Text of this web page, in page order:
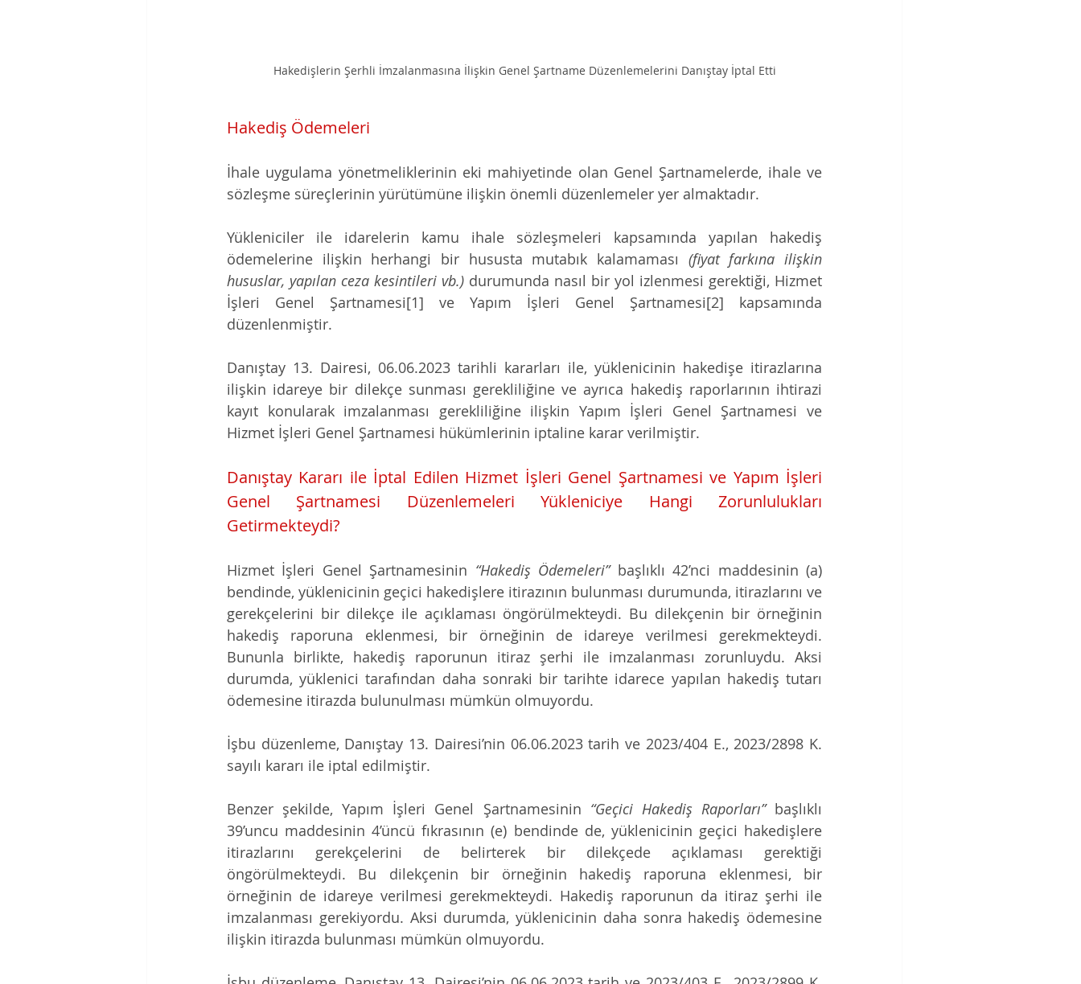
Hakedişlerin Şerhli İmzalanmasına İlişkin Genel Şartname Düzenlemelerini Danıştay İptal Etti
Hakediş Ödemeleri
İhale uygulama yönetmeliklerinin eki mahiyetinde olan Genel Şartnamelerde, ihale ve
sözleşme süreçlerinin yürütümüne ilişkin önemli düzenlemeler yer almaktadır.
Yükleniciler ile idarelerin kamu ihale sözleşmeleri kapsamında yapılan hakediş
ödemelerine ilişkin herhangi bir hususta mutabık kalamaması (fiyat farkına ilişkin
hususlar, yapılan ceza kesintileri vb.) durumunda nasıl bir yol izlenmesi gerektiği, Hizmet
İşleri Genel Şartnamesi[1] ve Yapım İşleri Genel Şartnamesi[2] kapsamında
düzenlenmiştir.
Danıştay 13. Dairesi, 06.06.2023 tarihli kararları ile, yüklenicinin hakedişe itirazlarına
ilişkin idareye bir dilekçe sunması gerekliliğine ve ayrıca hakediş raporlarının ihtirazi
kayıt konularak imzalanması gerekliliğine ilişkin Yapım İşleri Genel Şartnamesi ve
Hizmet İşleri Genel Şartnamesi hükümlerinin iptaline karar verilmiştir.
Danıştay Kararı ile İptal Edilen Hizmet İşleri Genel Şartnamesi ve Yapım İşleri
Genel Şartnamesi Düzenlemeleri Yükleniciye Hangi Zorunlulukları
Getirmekteydi?
Hizmet İşleri Genel Şartnamesinin “Hakediş Ödemeleri” başlıklı 42’nci maddesinin (a)
bendinde, yüklenicinin geçici hakedişlere itirazının bulunması durumunda, itirazlarını ve
gerekçelerini bir dilekçe ile açıklaması öngörülmekteydi. Bu dilekçenin bir örneğinin
hakediş raporuna eklenmesi, bir örneğinin de idareye verilmesi gerekmekteydi.
Bununla birlikte, hakediş raporunun itiraz şerhi ile imzalanması zorunluydu. Aksi
durumda, yüklenici tarafından daha sonraki bir tarihte idarece yapılan hakediş tutarı
ödemesine itirazda bulunulması mümkün olmuyordu.
İşbu düzenleme, Danıştay 13. Dairesi’nin 06.06.2023 tarih ve 2023/404 E., 2023/2898 K.
sayılı kararı ile iptal edilmiştir.
Benzer şekilde, Yapım İşleri Genel Şartnamesinin “Geçici Hakediş Raporları” başlıklı
39’uncu maddesinin 4’üncü fıkrasının (e) bendinde de, yüklenicinin geçici hakedişlere
itirazlarını gerekçelerini de belirterek bir dilekçede açıklaması gerektiği
öngörülmekteydi. Bu dilekçenin bir örneğinin hakediş raporuna eklenmesi, bir
örneğinin de idareye verilmesi gerekmekteydi. Hakediş raporunun da itiraz şerhi ile
imzalanması gerekiyordu. Aksi durumda, yüklenicinin daha sonra hakediş ödemesine
ilişkin itirazda bulunması mümkün olmuyordu.